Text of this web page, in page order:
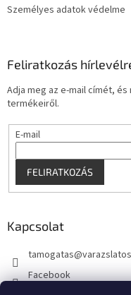
Személyes adatok védelme
Feliratkozás
Adja meg az e-mail címét,
termékeiről.
E-mail
FELIRATKOZÁS
Kapcsolat
tamogatas@
Facebook